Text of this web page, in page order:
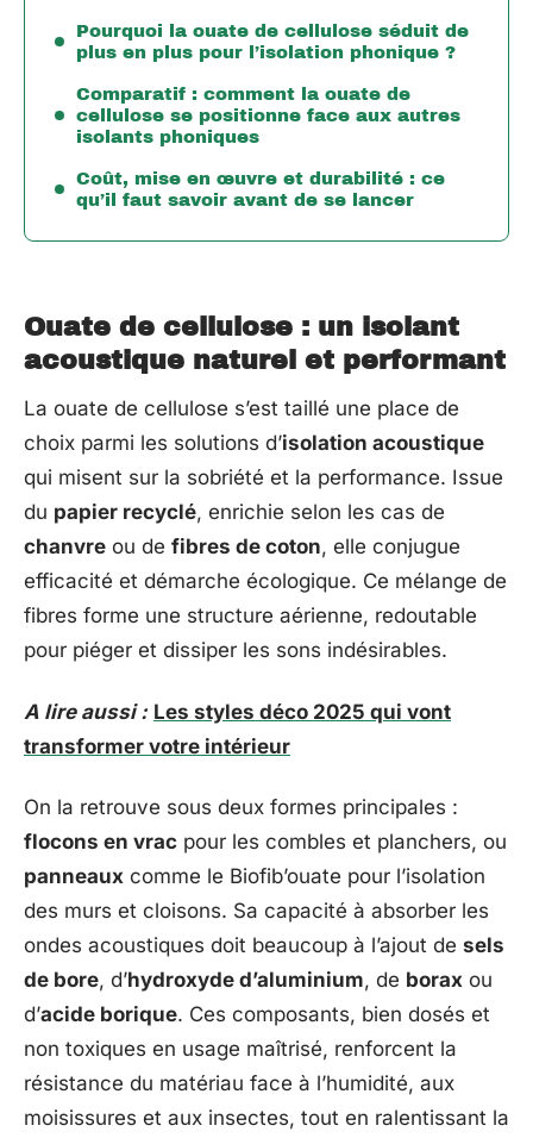
Pourquoi la ouate de cellulose séduit de
plus en plus pour l’isolation phonique ?
Comparatif : comment la ouate de
cellulose se positionne face aux autres
isolants phoniques
Coût, mise en œuvre et durabilité : ce
qu’il faut savoir avant de se lancer
Ouate de cellulose : un isolant
acoustique naturel et performant
La ouate de cellulose s’est taillé une place de
choix parmi les solutions d’isolation acoustique
qui misent sur la sobriété et la performance. Issue
du papier recyclé, enrichie selon les cas de
chanvre ou de fibres de coton, elle conjugue
efficacité et démarche écologique. Ce mélange de
fibres forme une structure aérienne, redoutable
pour piéger et dissiper les sons indésirables.
A lire aussi : Les styles déco 2025 qui vont
transformer votre intérieur
On la retrouve sous deux formes principales :
flocons en vrac pour les combles et planchers, ou
panneaux comme le Biofib’ouate pour l’isolation
des murs et cloisons. Sa capacité à absorber les
ondes acoustiques doit beaucoup à l’ajout de sels
de bore, d’hydroxyde d’aluminium, de borax ou
d’acide borique. Ces composants, bien dosés et
non toxiques en usage maîtrisé, renforcent la
résistance du matériau face à l’humidité, aux
moisissures et aux insectes, tout en ralentissant la